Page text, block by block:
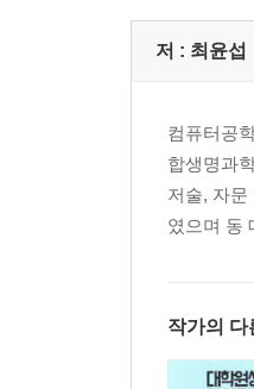
17장 인공지능
· 딥러닝의 발전
· 스마트폰으
· 심장내과 전
· 중환자실의
· 슈거아이큐의
· 유전정보 기
저 : 최윤섭
컴퓨터공
합생명과
저술, 자
였으며 동
작가의 다